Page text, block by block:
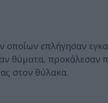
οποίων επλήγησαν
θύματα, προκάλεσαν
στον θύλακα.